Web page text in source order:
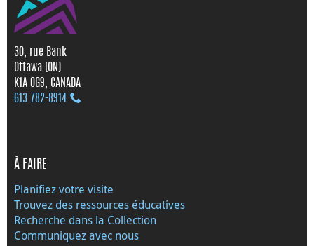
30, rue Bank
Ottawa (ON)
K1A 0G9, CANADA
613 782‑8914
À FAIRE
Planifiez votre visite
Trouvez des ressources éducatives
Recherche dans la Collection
Communiquez avec nous